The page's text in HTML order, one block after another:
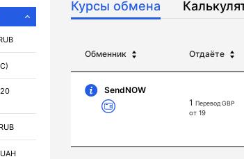
Курсы обмена
Обменник Отдаёте
SendNOW
1 Перевод GBP
от 19